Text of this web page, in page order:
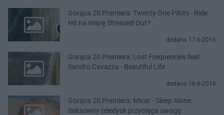
Gorąca 20 Premiera: Twenty One Pilots - Ride.
Hit na miarę Stressed Out?
dodano 17-6-2016
Gorąca 20 Premiera: Lost Frequencies feat.
Sandro Cavazza - Beautiful Life
dodano 16-6-2016
Gorąca 20 Premiera: Micar - Sleep Alone.
Seksowny teledysk przyciąga uwagę